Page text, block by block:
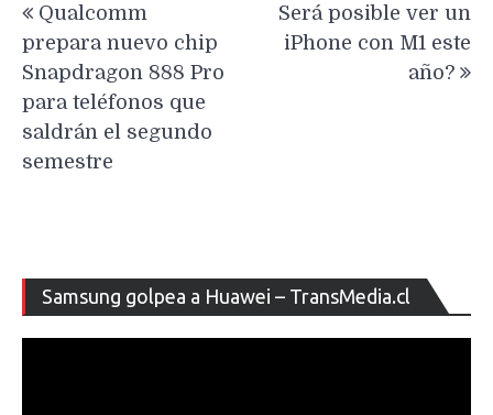
de
entradas
Qualcomm
prepara nuevo chip
Snapdragon 888 Pro
para teléfonos que
saldrán el segundo
semestre
Será posible ver un
iPhone con M1 este
año?
Samsung golpea a Huawei – TransMedia.cl
de